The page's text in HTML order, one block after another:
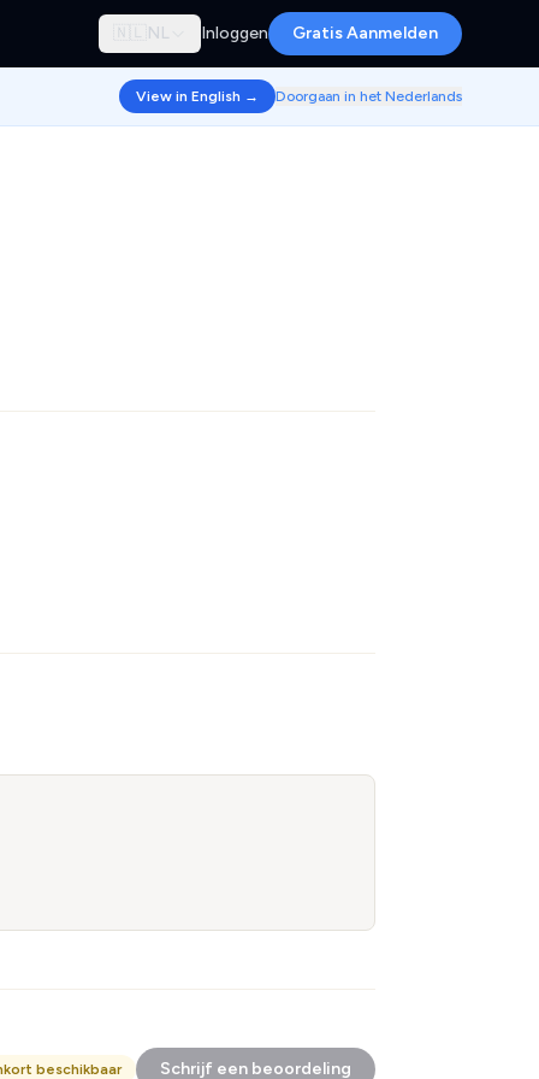
🇳🇱 NL Inloggen Gratis Aanmelden
View in English → Doorgaan in het Nederlands
beschikbaar Schrijf een beoordeling